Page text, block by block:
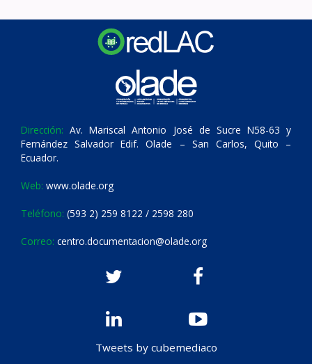
Dirección: Av. Mariscal Antonio José de Sucre N58-63 y
Fernández Salvador Edif. Olade – San Carlos, Quito –
Ecuador.
Web: www.olade.org
Teléfono: (593 2) 259 8122 / 2598 280
Correo: centro.documentacion@olade.org
Tweets by cubemediaco